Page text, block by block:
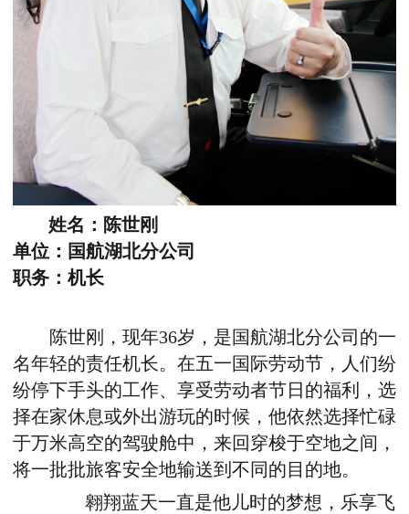
姓名：陈世刚
单位：国航湖北分公司
职务：机长
陈世刚，现年36岁，是国航湖北分公司的一
名年轻的责任机长。在五一国际劳动节，人们纷
纷停下手头的工作、享受劳动者节日的福利，选
择在家休息或外出游玩的时候，他依然选择忙碌
于万米高空的驾驶舱中，来回穿梭于空地之间，
将一批批旅客安全地输送到不同的目的地。
翱翔蓝天一直是他儿时的梦想，乐享飞